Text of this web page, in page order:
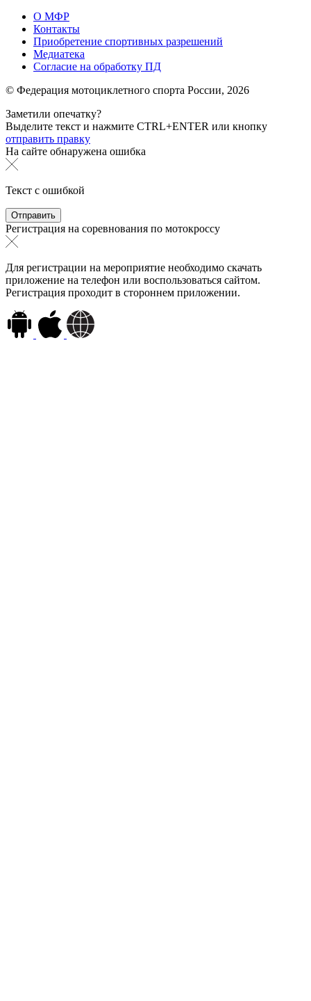
О МФР
Контакты
Приобретение спортивных разрешений
Медиатека
Согласие на обработку ПД
© Федерация мотоциклетного спорта России, 2026
Заметили опечатку?
Выделите текст и нажмите CTRL+ENTER или кнопку
отправить правку
На сайте обнаружена ошибка
Текст с ошибкой
Регистрация на соревнования по мотокроссу
Для регистрации на мероприятие необходимо скачать
приложение на телефон или воспользоваться сайтом.
Регистрация проходит в стороннем приложении.